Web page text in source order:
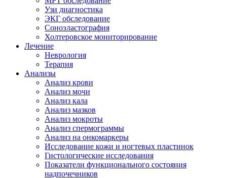
Узи диагностика
ЭКГ обследование
Соноэластография
Холтеровское мониторирование
Лечение
Неврология
Терапия
Анализы
Анализ крови
Анализ мочи
Анализ кала
Анализ мазков
Анализ мокроты
Анализ спермограммы
Анализ на онкомаркеры
Исследование кожи и ногтевых пластинок
Гистологические исследования
Показатели функционального состояния
надпочечников